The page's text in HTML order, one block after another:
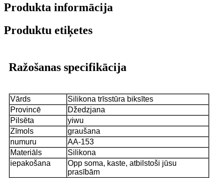
Produkta informācija
Produktu etiķetes
Ražošanas specifikācija
Vārds
Silikona trīsstūra biksītes
Provincē
Džedzjana
Pilsēta
yiwu
Zīmols
graušana
numuru
AA-153
Materiāls
Silikona
iepakošana
Opp soma, kaste, atbilstoši jūsu
prasībām